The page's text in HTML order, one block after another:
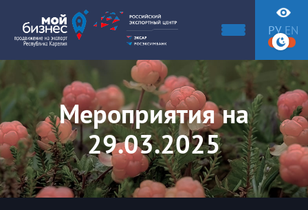
РУ EN
Мероприятия на
29.03.2025